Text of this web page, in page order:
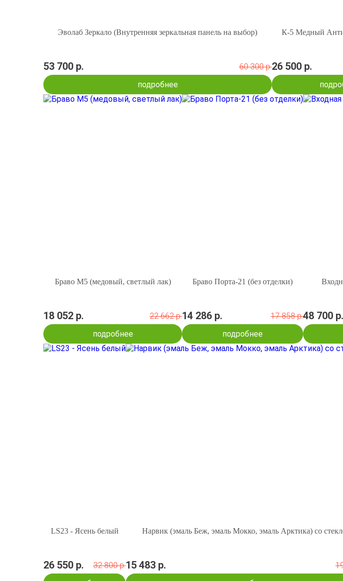
Эволаб Зеркало (Внутренняя зеркальная панель на выбор)
53 700 р.
60 300 р.
подробнее
К-5 Медный
26 500 р.
Браво М5 (медовый, светлый лак)
18 052 р.
22 662 р.
подробнее
Браво Порта-21 (без отделки)
14 286 р.
17 858 р.
подробнее
48 700 р.
LS23 - Ясень белый
26 550 р.
32 800 р.
Нарвик (эмаль Беж, эмаль Мокко, эмаль Арктика) со
15 483 р.